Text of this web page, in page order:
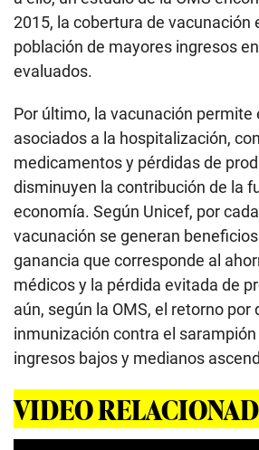
2015, la cobertura de vacunación
población de mayores ingresos
evaluados.
Por último, la vacunación permite
asociados a la hospitalización,
medicamentos y pérdidas de
disminuyen la contribución de la
economía. Según Unicef, por
vacunación se generan
ganancia que corresponde al
médicos y la pérdida evitada de
aún, según la OMS, el retorno por
inmunización contra el
ingresos bajos y medianos
VIDEO